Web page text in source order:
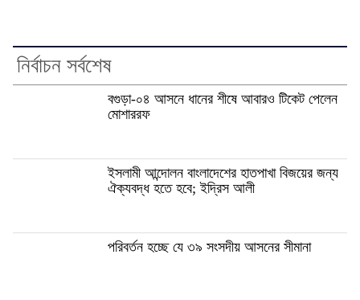
নির্বাচন সর্বশেষ
বগুড়া-০৪ আসনে ধানের শীষে আবারও টিকেট পেলেন
মোশাররফ
ইসলামী আন্দোলন বাংলাদেশের হাতপাখা বিজয়ের জন্য
ঐক্যবদ্ধ হতে হবে; ইদ্রিস আলী
পরিবর্তন হচ্ছে যে ৩৯ সংসদীয় আসনের সীমানা